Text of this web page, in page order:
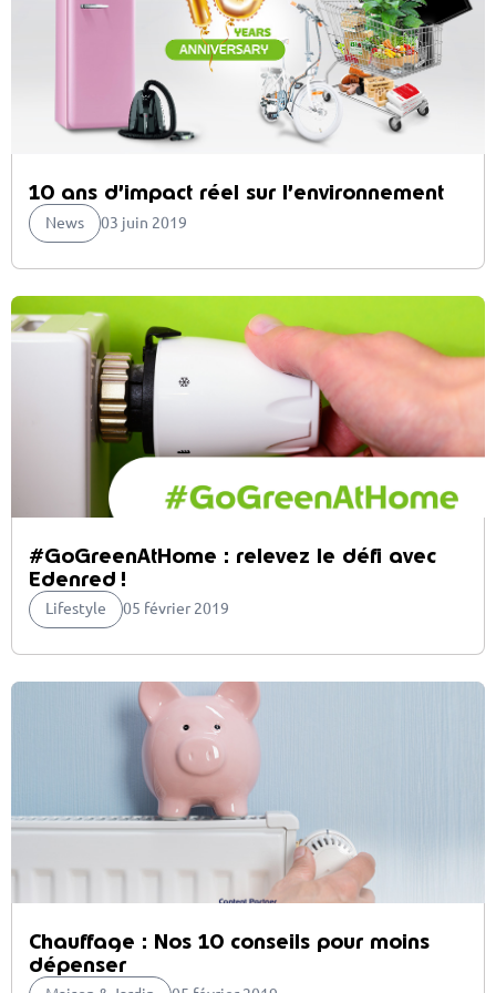
10 ans d’impact réel sur l’environnement
News 03 juin 2019
#GoGreenAtHome : relevez le défi avec
Edenred !
Lifestyle 05 février 2019
Chauffage : Nos 10 conseils pour moins
dépenser